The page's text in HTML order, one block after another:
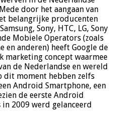
door het aangaan van
belangrijke producenten
Sony, HTC, LG, Sony
Mobiele Operators (zoals
en anderen) heeft Google de
marketing concept waarmee
de Nederlandse en wereld
dit moment hebben zelfs
Android Smartphone, een
de eerste Android
2009 werd gelanceerd